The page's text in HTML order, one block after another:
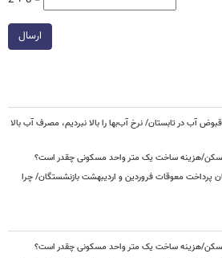
ارسال
آب در تابستان/ نرخ آب‌بها را بالا نبردیم، مصرف آب بالا
هزینه ساخت یک متر واحد مسکونی چقدر است؟
پرداخت معوقات فروردین و اردیبهشت بازنشستگان/ چرا
هزینه ساخت یک متر واحد مسکونی چقدر است؟